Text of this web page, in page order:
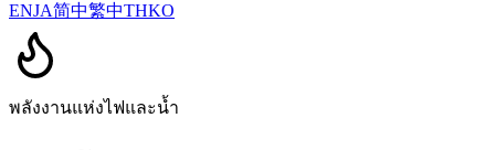
ENJA简中繁中THKO
พลังงานแห่งไฟและน้ำ